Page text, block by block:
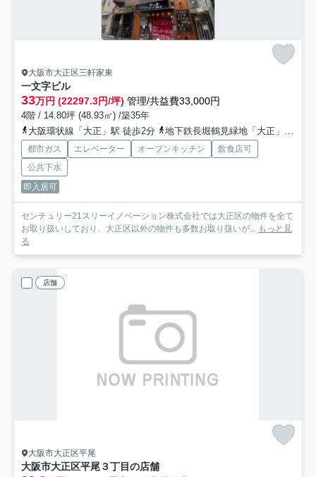
大阪市大正区三軒家東
一文字ビル
33万円 (22297.3円/坪) 管理/共益費33,000円
4階 / 14.80坪 (48.93㎡) /築35年
大阪環状線「大正」駅 徒歩2分
地下鉄長堀鶴見緑地「大正」駅 徒歩2分
都市ガス エレベーター オープンキッチン
飲食店可
公共下水
即入居可
センチュリー21スリーイノベーション株式会社では大正区の物件を全て
お取り扱いしており、大正区以外の物件も多数お取り扱いが...
もっと見
る
店舗
大阪市大正区平尾
大阪市大正区平尾３丁目の店舗